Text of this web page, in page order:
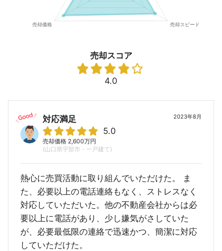
売却スコア
4.0
2023年8月
対応満足
5.0
売却価格 2,600万円
(山口県宇部市・一戸建て)
熱心に売買活動に取り組んでいただけた。 ま
た、必要以上の電話連絡もなく、ストレスなく
対応していただいた。他の不動産会社からは必
要以上に電話があり、少し嫌気がさしていた
が、必要最低限の連絡で迅速かつ、簡潔に対応
していただけた。